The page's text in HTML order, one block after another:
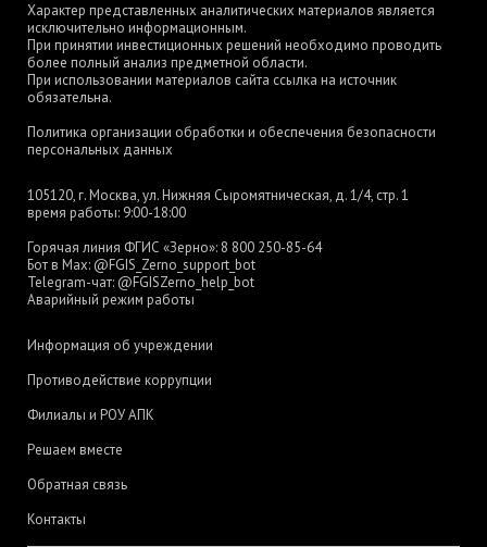
Характер представленных аналитических материалов является
исключительно информационным.
При принятии инвестиционных решений необходимо проводить
более полный анализ предметной области.
При использовании материалов сайта ссылка на источник
обязательна.
Политика организации обработки и обеспечения безопасности
персональных данных
105120, г. Москва, ул. Нижняя Сыромятническая, д. 1/4, стр. 1
время работы: 9:00-18:00
Горячая линия ФГИС «Зерно»: 8 800 250-85-64
Бот в Max: @FGIS_Zerno_support_bot
Telegram-чат: @FGISZerno_help_bot
Аварийный режим работы
Информация об учреждении
Противодействие коррупции
Филиалы и РОУ АПК
Решаем вместе
Обратная связь
Контакты